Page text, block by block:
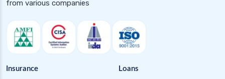
from various companies
Insurance Loans